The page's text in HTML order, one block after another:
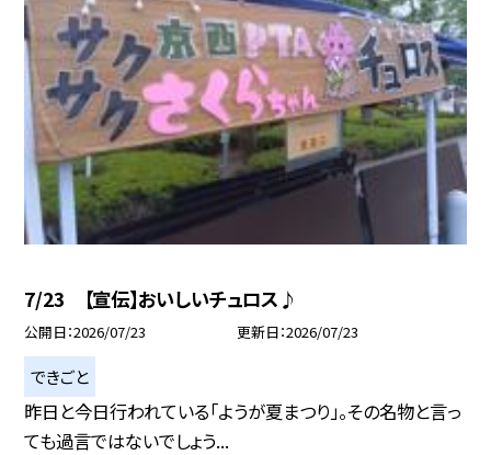
7/23 【宣伝】おいしいチュロス♪
公開日 2026/07/23 更新日 2026/07/23
できごと
昨日と今日行われている「ようが夏まつり」。その名物と言っ
ても過言ではないでしょう...